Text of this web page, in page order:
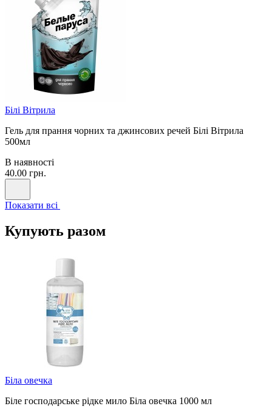
Білі Вітрила
Гель для прання чорних та джинсових речей Білі Вітрила
500мл
В наявності
40.00 грн.
Показати всі
Купують разом
Біла овечка
Біле господарське рідке мило Біла овечка 1000 мл